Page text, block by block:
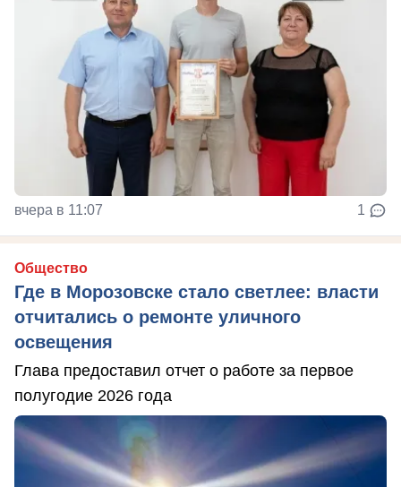
вчера в 11:07 1
Общество
Где в Морозовске стало светлее: власти
отчитались о ремонте уличного
освещения
Глава предоставил отчет о работе за первое
полугодие 2026 года